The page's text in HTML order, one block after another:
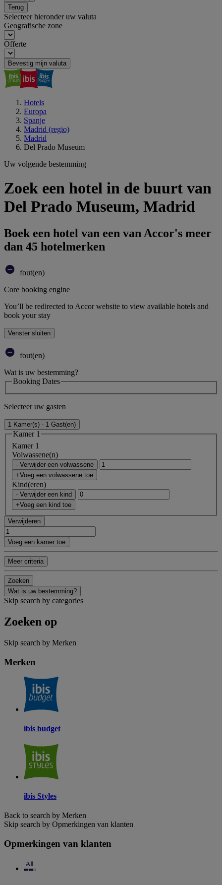
Terug
Selecteer hieronder uw valuta
Geografische zone
Offerte
Bevestig mijn valuta
Hotels
Europa
Spanje
Madrid (regio)
Madrid
Del Prado Museum
Uw volgende bestemming
Zoek een hotel in de buurt van
Del Prado Museum, Madrid
Boek een hotel van een van Accor's meer
dan 45 hotelmerken
fout(en)
Core booking engine
You’ll be redirected to Accor website to view available hotels and
book your stay
Venster sluiten
fout(en)
Wat is uw bestemming?
Booking Dates
Selecteer uw gasten
1 Kamer(s) - 1 Gast(en)
Kamer 1
Kamer 1
Volwassene(n)
- Verwijder een volwassene
+Voeg een volwassene toe
Kind(eren)
- Verwijder een kind
+Voeg een kind toe
Verwijderen
Voeg een kamer toe
Meer criteria
Zoeken
Wat is uw bestemming?
Skip search by categories
Zoeken op
Skip search by Merken
Merken
ibis budget
ibis Styles
Back to search by Merken
Skip search by Opmerkingen van klanten
Opmerkingen van klanten